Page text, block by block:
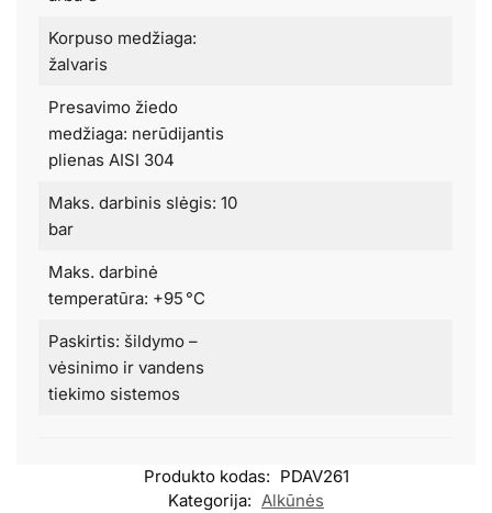
Korpuso medžiaga:
žalvaris
Presavimo žiedo
medžiaga: nerūdijantis
plienas AISI 304
Maks. darbinis slėgis: 10
bar
Maks. darbinė
temperatūra: +95 °C
Paskirtis: šildymo –
vėsinimo ir vandens
tiekimo sistemos
Produkto kodas: PDAV261
Kategorija: Alkūnės